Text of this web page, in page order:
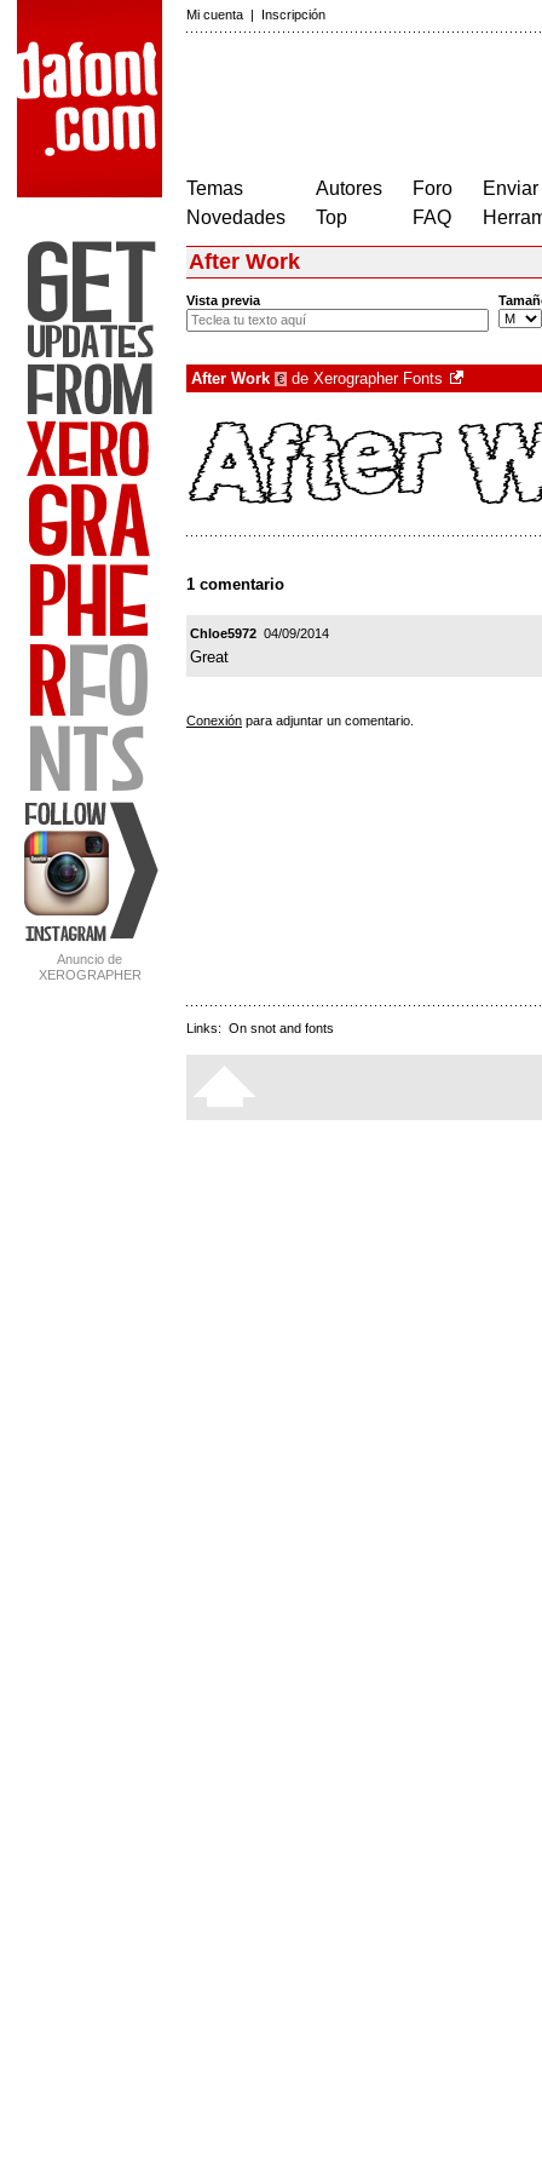
Mi cuenta | Inscripción
Temas
Novedades
Autores
Top
Foro
FAQ
Anuncio de
XEROGRAPHER
After Work
Vista previa
After Work € de Xerographer Fonts
1 comentario
Chloe5972 04/09/2014
Great
Conexión para adjuntar un comentario.
Links: On snot and fonts